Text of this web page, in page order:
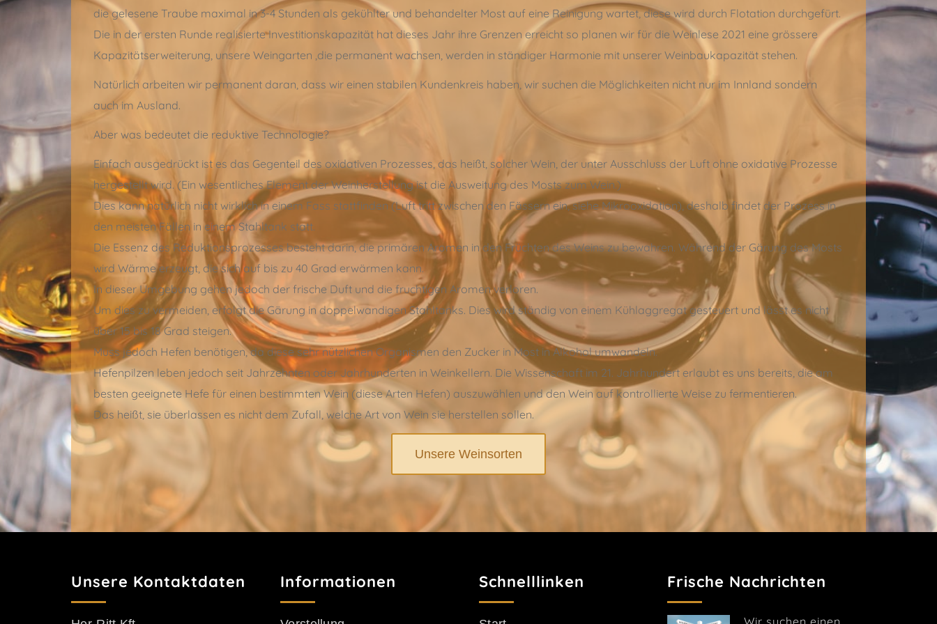
die gelesene Traube maximal in 3-4 Stunden als gekühlter und behandelter Most auf eine Reinigung wartet, diese wird durch Flotation durchgefürt.
Die in der ersten Runde realisierte Investitionskapazität hat dieses Jahr ihre Grenzen erreicht so planen wir für die Weinlese 2021 eine grössere
Kapazitätserweiterung, unsere Weingarten ,die permanent wachsen, werden in ständiger Harmonie mit unserer Weinbaukapazität stehen.
Natürlich arbeiten wir permanent daran, dass wir einen stabilen Kundenkreis haben, wir suchen die Möglichkeiten nicht nur im Innland sondern
auch im Ausland.
Aber was bedeutet die reduktive Technologie?
Einfach ausgedrückt ist es das Gegenteil des oxidativen Prozesses, das heißt, solcher Wein, der unter Ausschluss der Luft ohne oxidative Prozesse
hergestellt wird. (Ein wesentliches Element der Weinherstellung ist die Ausweitung des Mosts zum Wein.)
Dies kann natürlich nicht wirklich in einem Fass stattfinden (Luft tritt zwischen den Fässern ein, siehe Mikrooxidation), deshalb findet der Prozess in
den meisten Fällen in einem Stahltank statt.
Die Essenz des Reduktionsprozesses besteht darin, die primären Aromen in den Früchten des Weins zu bewahren. Während der Gärung des Mosts
wird Wärme erzeugt, die sich auf bis zu 40 Grad erwärmen kann.
In dieser Umgebung gehen jedoch der frische Duft und die fruchtigen Aromen verloren.
Um dies zu vermeiden, erfolgt die Gärung in doppelwandigen Stahltanks. Dies wird ständig von einem Kühlaggregat gesteuert und lässt es nicht
über 15 bis 18 Grad steigen.
Muss jedoch Hefen benötigen, da diese sehr nützlichen Organismen den Zucker in Most in Alkohol umwandeln.
Hefenpilzen leben jedoch seit Jahrzehnten oder Jahrhunderten in Weinkellern. Die Wissenschaft im 21. Jahrhundert erlaubt es uns bereits, die am
besten geeignete Hefe für einen bestimmten Wein (diese Arten Hefen) auszuwählen und den Wein auf kontrollierte Weise zu fermentieren.
Das heißt, sie überlassen es nicht dem Zufall, welche Art von Wein sie herstellen sollen.
Unsere Weinsorten
Unsere Kontaktdaten Informationen Schnelllinken Frische Nachrichten